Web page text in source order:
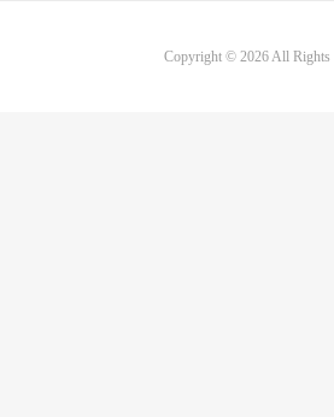
Copyright © 2026 All